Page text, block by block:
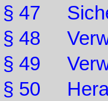
§ 47
§ 48
§ 49
§ 50